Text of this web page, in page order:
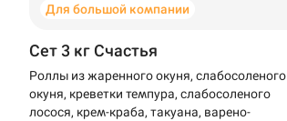
Для большой компании
Сет 3 кг Счастья
Роллы из жаренного окуня, слабосоленого
окуня, креветки темпура, слабосоленого
лосося, крем-краба, такуана, варено-